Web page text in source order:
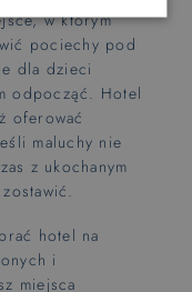
w którym
pociechy pod
dla dzieci
odpocząć. Hotel
oferować
maluchy nie
z ukochanym
hotel na
i
miejsca